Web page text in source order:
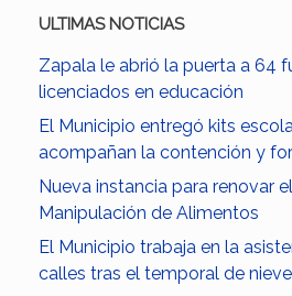
ULTIMAS NOTICIAS
Zapala le abrió la puerta a 64
licenciados en educación
El Municipio entregó kits
acompañan la contención y
Nueva instancia para renovar
Manipulación de Alimentos
El Municipio trabaja en la
calles tras el temporal de nieve